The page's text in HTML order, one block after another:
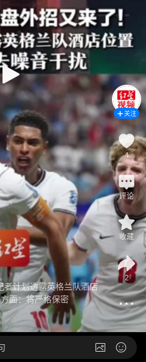
者计划透露英格兰队酒店
面：将严格保密
关注
4
评论
收藏
2